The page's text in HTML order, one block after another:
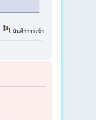
บันทึกการเข้า